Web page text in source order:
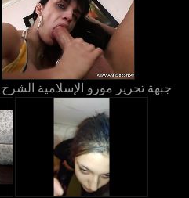
جبهة تحرير مورو الإسلامية الشرج